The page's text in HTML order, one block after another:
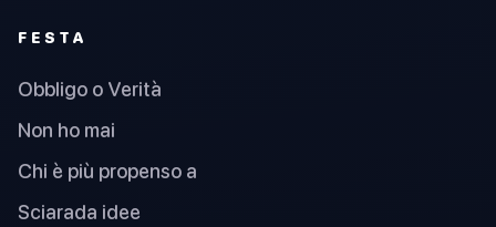
FESTA
Obbligo o Verità
Non ho mai
Chi è più propenso a
Sciarada idee